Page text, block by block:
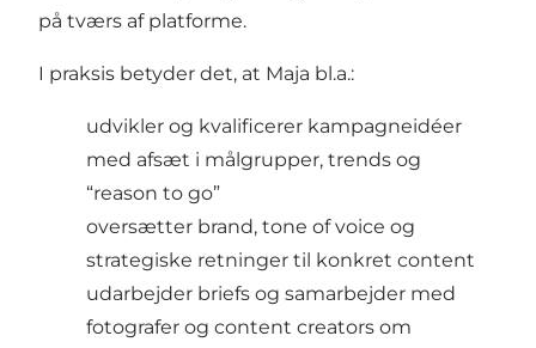
på tværs af platforme.
I praksis betyder det, at Maja bl.a.:
udvikler og kvalificerer kampagneidéer
med afsæt i målgrupper, trends og
“reason to go”
oversætter brand, tone of voice og
strategiske retninger til konkret content
udarbejder briefs og samarbejder med
fotografer og content creators om